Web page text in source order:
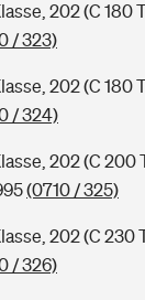
202 (C 180
/ 323)
202 (C 180
/ 324)
202 (C 200
(0710 / 325)
202 (C 230
/ 326)